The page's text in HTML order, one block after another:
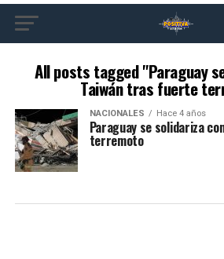
All posts tagged "Paraguay
Taiwán tras fuerte
NACIONALES Hace 4 años
Paraguay se solidariza
terremoto